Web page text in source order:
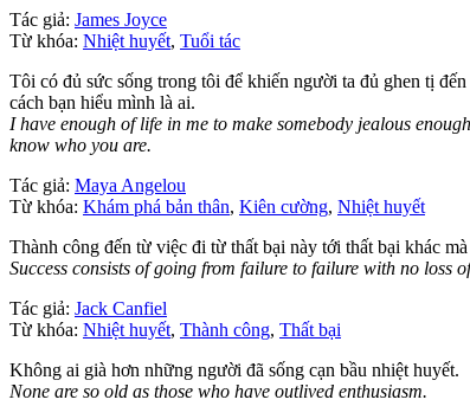
Tác giả: James Joyce
Từ khóa: Nhiệt huyết, Tuổi tác
Tôi có đủ sức sống trong tôi để khiến người ta đủ ghen tị
cách bạn hiểu mình là ai.
I have enough of life in me to make somebody jealous
know who you are.
Tác giả: Maya Angelou
Từ khóa: Khám phá bản thân, Kiên cường, Nhiệt huyết
Thành công đến từ việc đi từ thất bại này tới thất bại khác
Success consists of going from failure to failure with no loss
Tác giả: Jack Canfiel
Từ khóa: Nhiệt huyết, Thành công, Thất bại
Không ai già hơn những người đã sống cạn bầu nhiệt huyết.
None are so old as those who have outlived enthusiasm.